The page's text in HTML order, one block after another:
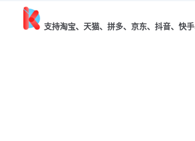
支持淘宝、天猫、拼多、京东、抖音、快